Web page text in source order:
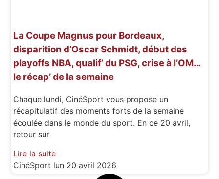
La Coupe Magnus pour Bordeaux,
disparition d’Oscar Schmidt, début des
playoffs NBA, qualif’ du PSG, crise à l’OM…
le récap’ de la semaine
Chaque lundi, CinéSport vous propose un
récapitulatif des moments forts de la semaine
écoulée dans le monde du sport. En ce 20 avril,
retour sur
Lire la suite
CinéSport lun 20 avril 2026